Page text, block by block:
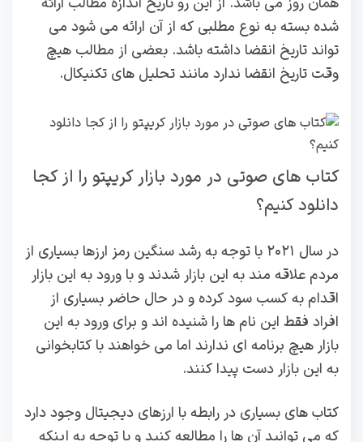
شده بسته به نوع مطلبی که از آن ارائه می‌ شود می‌
تواند تاریخ انقضا داشته باشد. بعضی از مطالب هیچ
وقت تاریخ انقضا ندارد مانند تحلیل های تکنیکال.
کتاب های صوتی در مورد بازار کریپتو را از کجا
دانلود کنیم؟
در سال ۲۰۲۱ با توجه به رشد سنگین رمز ارزها بسیاری از
مردم علاقه‌ مند به این بازار شدند و با ورود به این بازار
اقدام به کسب سود کرده و در حال حاضر بسیاری از
افراد فقط این نام ها را شنیده اند و برای ورود به این
بازار هیچ برنامه ای ندارند اما می‌ خواهند با کتابخوانی
به این بازار دست پیدا کنند.
کتاب های بسیاری در رابطه با ارزهای دیجیتال وجود دارد
که می توانید آن ها را مطالعه کنید و با توجه به اینکه